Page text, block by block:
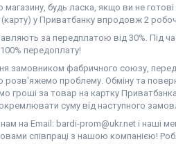
будь ласка, якщо ви не
у Приватбанку впродовж 2
за передплатою від 30%. Під
передоплату!
замовником фабричного союзу,
розв'яжемо проблему. Обміну та
гроші за товар на картку
суму від наступного
на Email: bardi-prom@ukr.net і наші
співпраці з нашою компанією!